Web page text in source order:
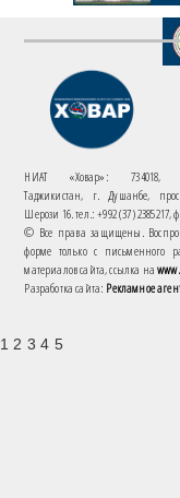
НИАТ «Ховар»: 734018,
Таджикистан, г. Душанбе,
Шерози 16. тел.: +992 (37) 2385217,
© Все права защищены.
форме только с письменного
материалов сайта, ссылка на
Разработка сайта: Рекламное
1 2 3 4 5